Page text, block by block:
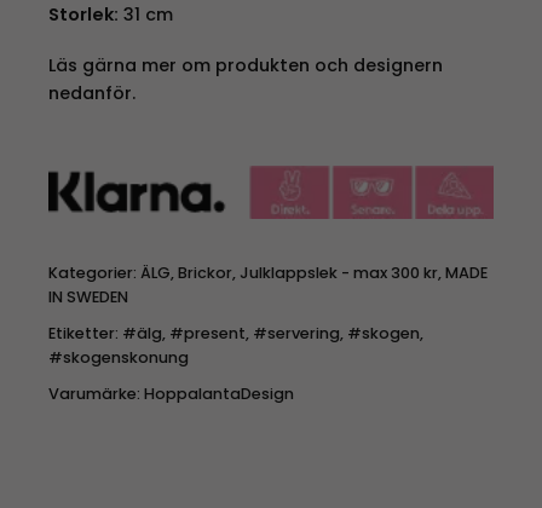
Storlek: 31 cm
Läs gärna mer om produkten och designern
nedanför.
Kategorier: ÄLG,Brickor, Julklappslek - max 300 kr,MADE
IN SWEDEN
Etiketter: #älg, #present, #servering, #skogen,
#skogenskonung
Varumärke: HoppalantaDesign